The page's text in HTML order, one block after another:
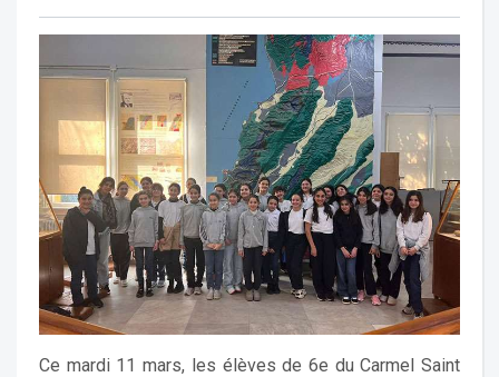
Ce mardi 11 mars, les élèves de 6e du Carmel Saint